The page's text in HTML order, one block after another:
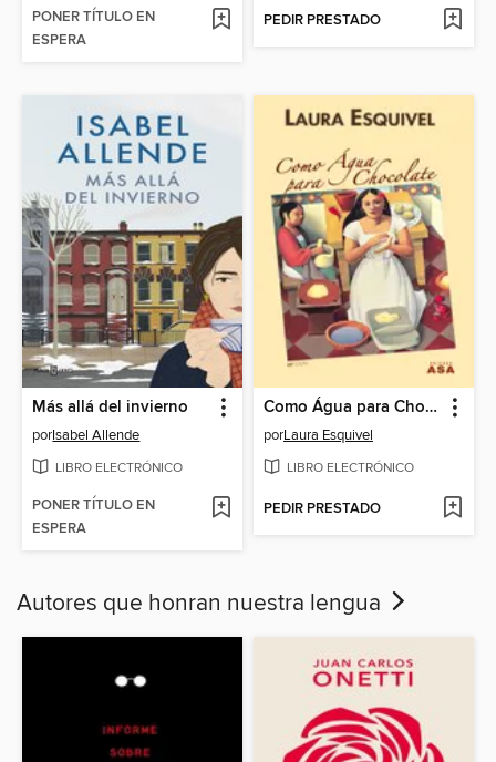
PONER TÍTULO EN
ESPERA
PEDIR PRESTADO
Más allá del invierno
porIsabel Allende
LIBRO ELECTRÓNICO
PONER TÍTULO EN
ESPERA
Como Água para Chocolate
porLaura Esquivel
LIBRO ELECTRÓNICO
PEDIR PRESTADO
Autores que honran nuestra lengua